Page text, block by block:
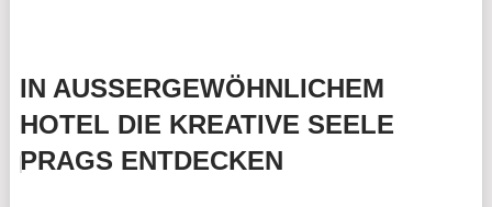
IN AUSSERGEWÖHNLICHEM
HOTEL DIE KREATIVE SEELE
PRAGS ENTDECKEN